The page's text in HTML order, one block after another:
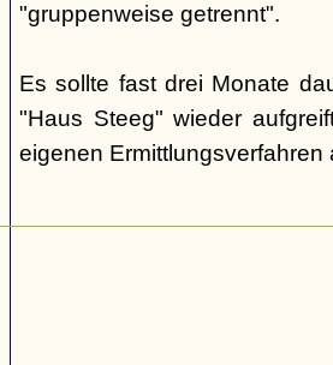
"gruppenweise getrennt".
Es sollte fast drei Monate
"Haus Steeg" wieder
eigenen Ermittlungsverfahren